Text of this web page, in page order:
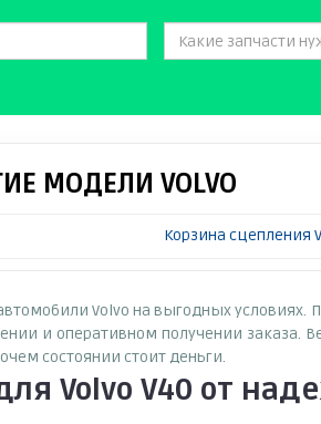
МОДЕЛИ VOLVO
Корзина сцепления
Volvo на выгодных
и оперативном получении заказа.
состоянии стоит деньги.
Volvo V40 от